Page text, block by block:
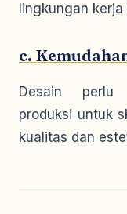
lingkungan
c.
Desain perlu
produksi untuk
kualitas dan